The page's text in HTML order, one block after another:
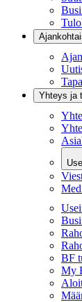
Yhteys ja
BF
My